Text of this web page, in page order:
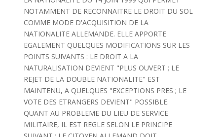
NOTAMMENT DE RECONNAITRE LE DROIT DU SOL
COMME MODE D'ACQUISITION DE LA
NATIONALITE ALLEMANDE. ELLE APPORTE
EGALEMENT QUELQUES MODIFICATIONS SUR LES
POINTS SUIVANTS : LE DROIT A LA
NATURALISATION DEVIENT "PLUS OUVERT ; LE
REJET DE LA DOUBLE NATIONALITE" EST
MAINTENU, A QUELQUES "EXCEPTIONS PRES ; LE
VOTE DES ETRANGERS DEVIENT" POSSIBLE.
QUANT AU PROBLEME DU LIEU DE SERVICE
MILITAIRE, IL EST REGLE SELON LE PRINCIPE